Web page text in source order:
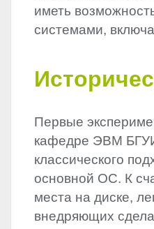
иметь
системами,
Первые
кафедре ЭВМ
классического
основной ОС. К
места на диске,
внедряющих